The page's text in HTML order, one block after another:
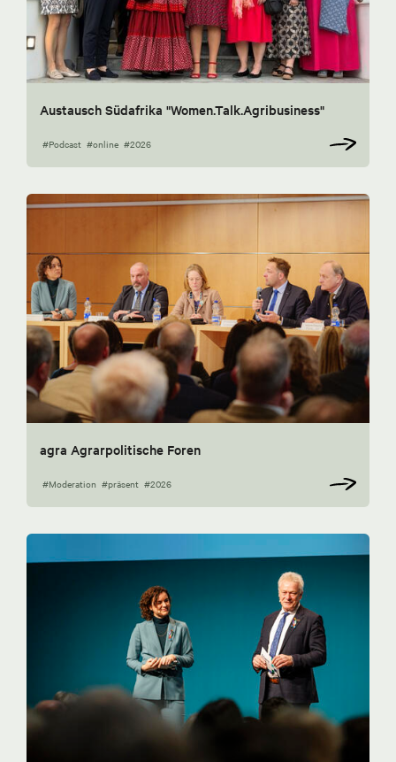
Austausch Südafrika "Women.Talk.Agribusiness"
#Podcast #online #2026
agra Agrarpolitische Foren
#Moderation #präsent #2026